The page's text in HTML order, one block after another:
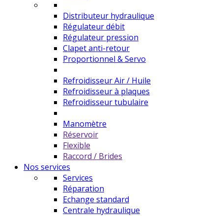
Distributeur hydraulique
Régulateur débit
Régulateur pression
Clapet anti-retour
Proportionnel & Servo
Refroidisseur Air / Huile
Refroidisseur à plaques
Refroidisseur tubulaire
Manomètre
Réservoir
Flexible
Raccord / Brides
Nos services
Services
Réparation
Echange standard
Centrale hydraulique